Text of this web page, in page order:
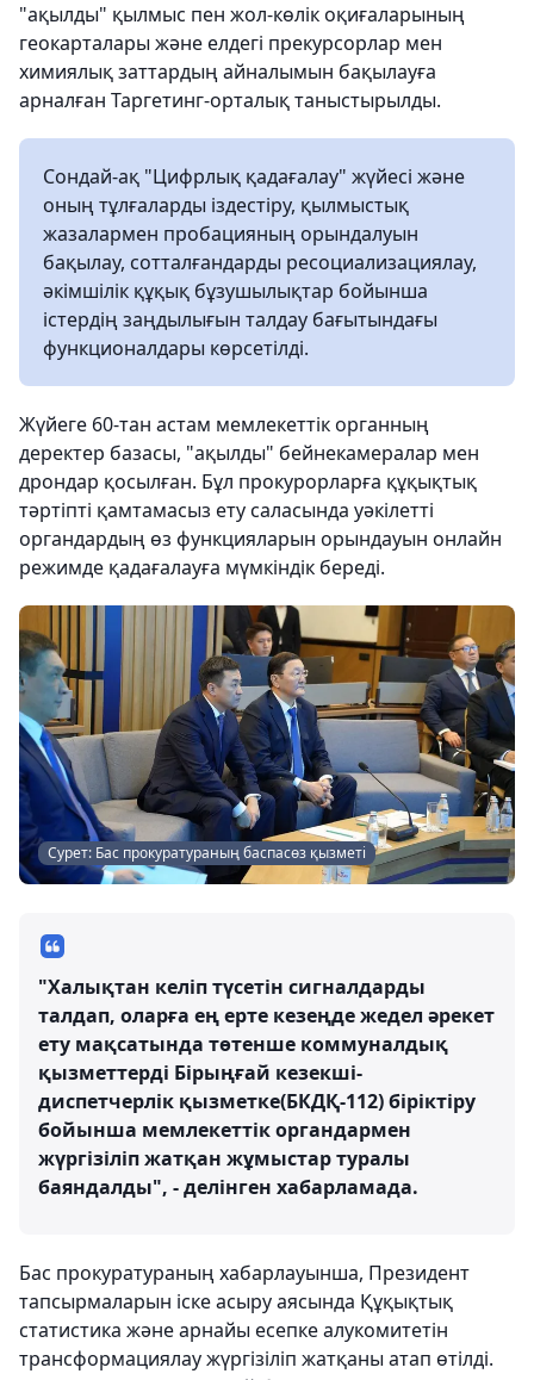
"ақылды" қылмыс пен жол-көлік оқиғаларының
геокарталары және елдегі прекурсорлар мен
химиялық заттардың айналымын бақылауға
арналған Таргетинг-орталық таныстырылды.
Сондай-ақ "Цифрлық қадағалау" жүйесі және
оның тұлғаларды іздестіру, қылмыстық
жазалармен пробацияның орындалуын
бақылау, сотталғандарды ресоциализациялау,
әкімшілік құқық бұзушылықтар бойынша
істердің заңдылығын талдау бағытындағы
функционалдары көрсетілді.
Жүйеге 60-тан астам мемлекеттік органның
деректер базасы, "ақылды" бейнекамералар мен
дрондар қосылған. Бұл прокурорларға құқықтық
тәртіпті қамтамасыз ету саласында уәкілетті
органдардың өз функцияларын орындауын онлайн
режимде қадағалауға мүмкіндік береді.
Сурет: Бас прокуратураның баспасөз қызметі
"Халықтан келіп түсетін сигналдарды
талдап, оларға ең ерте кезеңде жедел әрекет
ету мақсатында төтенше коммуналдық
қызметтерді Бірыңғай кезекші-
диспетчерлік қызметке(БКДҚ-112) біріктіру
бойынша мемлекеттік органдармен
жүргізіліп жатқан жұмыстар туралы
баяндалды", - делінген хабарламада.
Бас прокуратураның хабарлауынша, Президент
тапсырмаларын іске асыру аясында Құқықтық
статистика және арнайы есепке алукомитетін
трансформациялау жүргізіліп жатқаны атап өтілді.